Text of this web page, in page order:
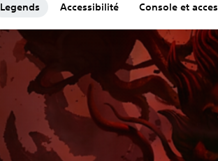
Legends Accessibilité Console et